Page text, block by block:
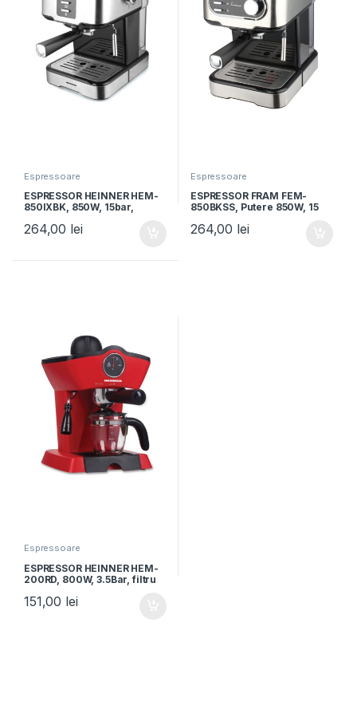
Espressoare
ESPRESSOR HEINNER HEM-
850IXBK, 850W, 15bar,
dublu din inox, Negru/Inox
264,00 lei
Espressoare
ESPRESSOR FRAM FEM-
850BKSS, Putere 850W, 15
Argintiu
264,00 lei
Espressoare
ESPRESSOR HEINNER HEM-
200RD, 800W, 3.5Bar, filtru
151,00 lei